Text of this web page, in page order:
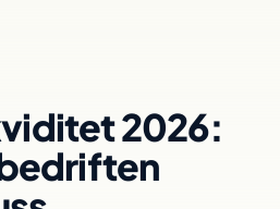
2026: